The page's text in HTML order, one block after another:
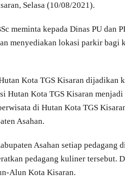
Selasa (10/08/2021).
meminta kepada Dinas PU dan
menyediakan lokasi parkir bagi
Kota TGS Kisaran dijadikan
Hutan Kota TGS Kisaran
di Hutan Kota TGS
Asahan.
Asahan setiap pedagang
pedagang kuliner tersebut.
Alun Kota Kisaran.